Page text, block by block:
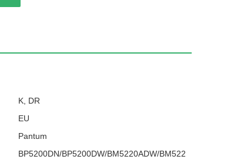
K, DR
EU
Pantum
BP5200DN/BP5200DW/BM5220ADW/BM522